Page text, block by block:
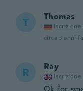
T Thomas
Iscrizione
circa 3 anni fa
R Ray
Iscrizione